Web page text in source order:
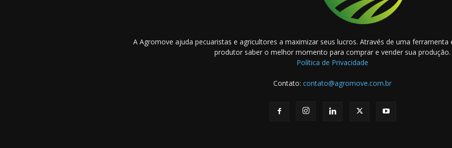
A Agromove ajuda pecuaristas e agricultores a maximizar seus lucros. Através de uma
produtor saber o melhor momento para comprar e vender sua produção.
Política de Privacidade
Contato:contato@agromove.com.br